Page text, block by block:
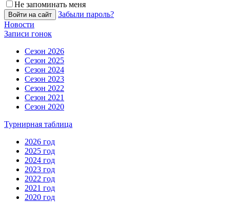
Не запоминать меня
Войти на сайт
Забыли пароль?
Новости
Записи гонок
Сезон 2026
Сезон 2025
Сезон 2024
Сезон 2023
Сезон 2022
Сезон 2021
Сезон 2020
Турнирная таблица
2026 год
2025 год
2024 год
2023 год
2022 год
2021 год
2020 год